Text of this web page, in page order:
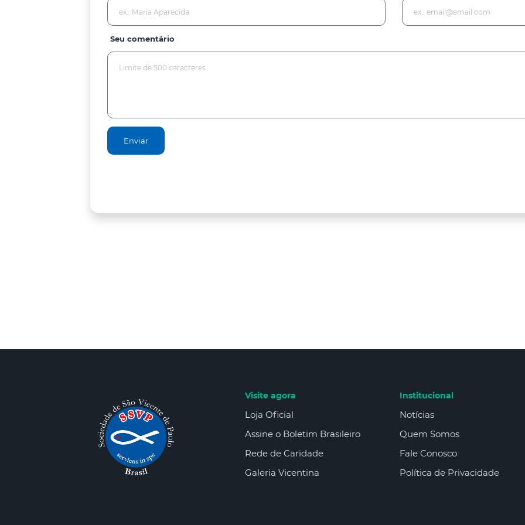
Seu comentário
Enviar
Visite agora
Loja Oficial
Assine o Boletim Brasileiro
Rede de Caridade
Galeria Vicentina
Institucional
Notícias
Quem Somos
Fale Conosco
Política de Privacidade